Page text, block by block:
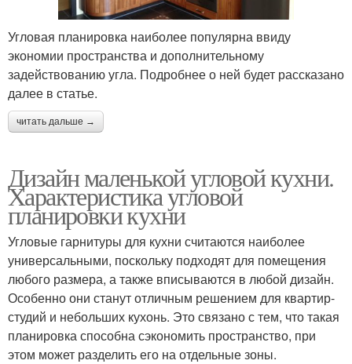
Угловая планировка наиболее популярна ввиду
экономии пространства и дополнительному
задействованию угла. Подробнее о ней будет рассказано
далее в статье.
читать дальше →
Дизайн маленькой угловой кухни.
Характеристика угловой
планировки кухни
Угловые гарнитуры для кухни считаются наиболее
универсальными, поскольку подходят для помещения
любого размера, а также вписываются в любой дизайн.
Особенно они станут отличным решением для квартир-
студий и небольших кухонь. Это связано с тем, что такая
планировка способна сэкономить пространство, при
этом может разделить его на отдельные зоны.